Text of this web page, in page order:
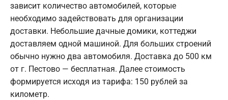
зависит количество автомобилей, которые
необходимо задействовать для организации
доставки. Небольшие дачные домики, коттеджи
доставляем одной машиной. Для больших строений
обычно нужно два автомобиля. Доставка до 500 км
от г. Пестово — бесплатная. Далее стоимость
формируется исходя из тарифа: 150 рублей за
километр.